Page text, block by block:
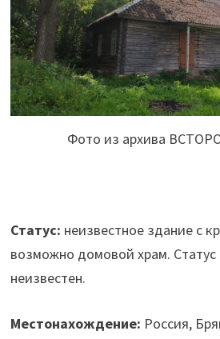
Фото из архива
Статус: неизвестное здание с
возможно домовой храм. Статус
неизвестен.
Местонахождение: Россия,